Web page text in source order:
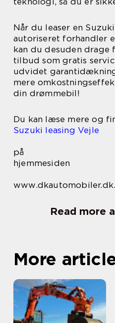
Når du leaser en
autoriseret forhandler
kan du desuden
tilbud som gratis
udvidet
mere
din drømmebil!
Du kan læse mere og
Suzuki leasing Vejle
på
hjemmesiden
www.dkautomobiler.dk.
Read more
More